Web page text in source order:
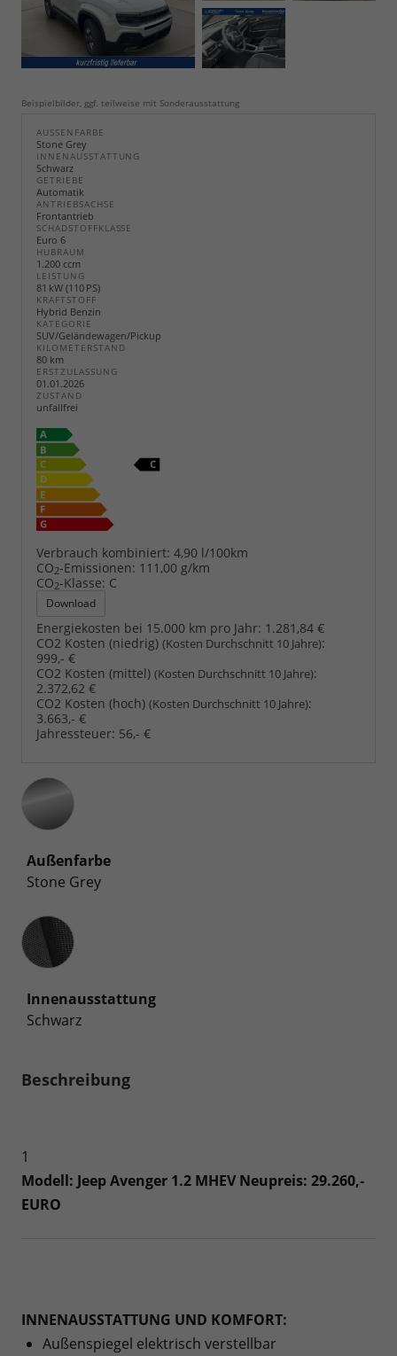
Beispielbilder, ggf. teilweise mit Sonderausstattung
AUSSENFARBE
Stone Grey
INNENAUSSTATTUNG
Schwarz
GETRIEBE
Automatik
ANTRIEBSACHSE
Frontantrieb
SCHADSTOFFKLASSE
Euro 6
HUBRAUM
1.200 ccm
LEISTUNG
81 kW (110 PS)
KRAFTSTOFF
Hybrid Benzin
KATEGORIE
SUV/Geländewagen/Pickup
KILOMETERSTAND
80 km
ERSTZULASSUNG
01.01.2026
ZUSTAND
unfallfrei
Verbrauch kombiniert: 4,90 l/100km
CO2-Emissionen: 111,00 g/km
CO2-Klasse: C
Download
Energiekosten bei 15.000 km pro Jahr: 1.281,84 €
CO2 Kosten (niedrig) (Kosten Durchschnitt 10 Jahre):
999,- €
CO2 Kosten (mittel) (Kosten Durchschnitt 10 Jahre):
2.372,62 €
CO2 Kosten (hoch) (Kosten Durchschnitt 10 Jahre):
3.663,- €
Jahressteuer: 56,- €
Außenfarbe
Stone Grey
Innenausstattung
Innenausstattung
Schwarz
Beschreibung
1
Modell: Jeep Avenger 1.2 MHEV Neupreis: 29.260,-
EURO
INNENAUSSTATTUNG UND KOMFORT:
Außenspiegel elektrisch verstellbar